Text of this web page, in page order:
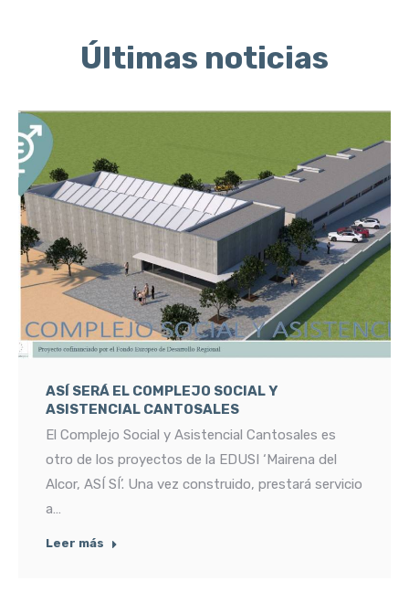
Últimas noticias
ASÍ SERÁ EL COMPLEJO SOCIAL Y
ASISTENCIAL CANTOSALES
El Complejo Social y Asistencial Cantosales es
otro de los proyectos de la EDUSI ‘Mairena del
Alcor, ASÍ SÍ’. Una vez construido, prestará servicio
a…
Leer más